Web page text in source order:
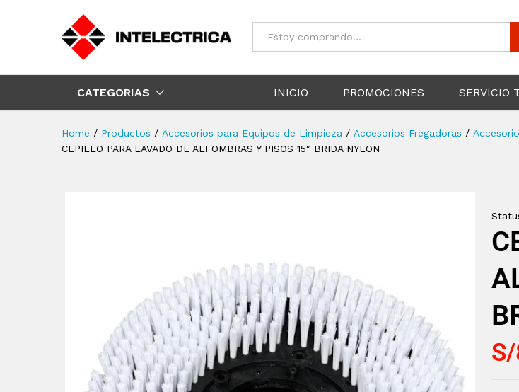
Todos
CATEGORIAS INICIO PROMOCIONES SERVICIO
Home / Productos / Accesorios para Equipos de Limpieza / Accesorios Fregadoras /
CEPILLO PARA LAVADO DE ALFOMBRAS Y PISOS 15″ BRIDA NYLON
S/